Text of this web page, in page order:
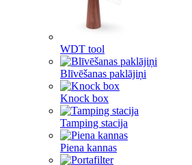
WDT tool
Blīvēšanas paklājiņi
Knock box
Tamping stacija
Piena kannas